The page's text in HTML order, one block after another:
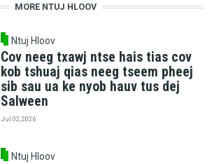
MORE NTUJ HLOOV
Ntuj Hloov
Cov neeg txawj ntse hais tias cov
kob tshuaj qias neeg tseem pheej
sib sau ua ke nyob hauv tus dej
Salween
Jul 02, 2026
Ntuj Hloov